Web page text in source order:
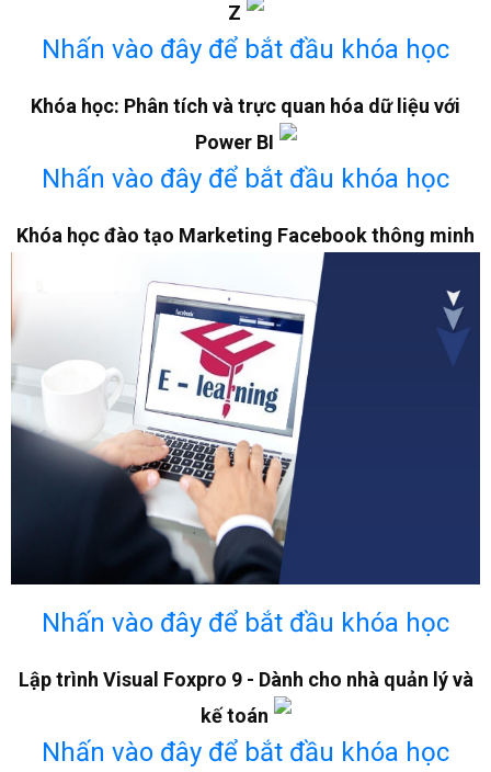
Z
Nhấn vào đây để bắt đầu khóa học
Khóa học: Phân tích và trực quan hóa dữ liệu với
Power BI
Nhấn vào đây để bắt đầu khóa học
Khóa học đào tạo Marketing Facebook thông minh
Nhấn vào đây để bắt đầu khóa học
Lập trình Visual Foxpro 9 - Dành cho nhà quản lý và
kế toán
Nhấn vào đây để bắt đầu khóa học